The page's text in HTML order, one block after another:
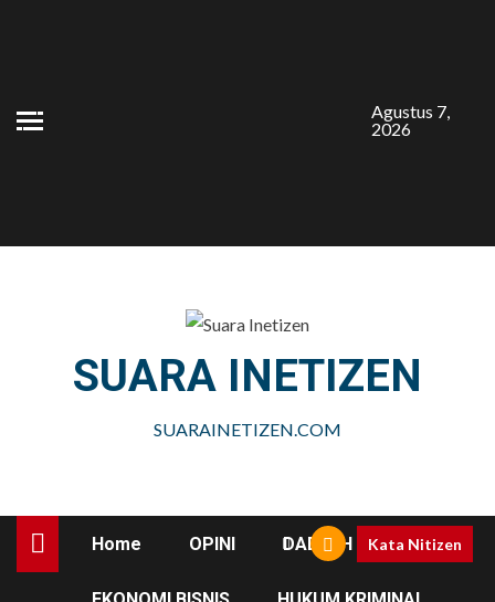
Agustus 7,
2026
SUARA INETIZEN
SUARAINETIZEN.COM
Home OPINI DAERAH Kata Nitizen